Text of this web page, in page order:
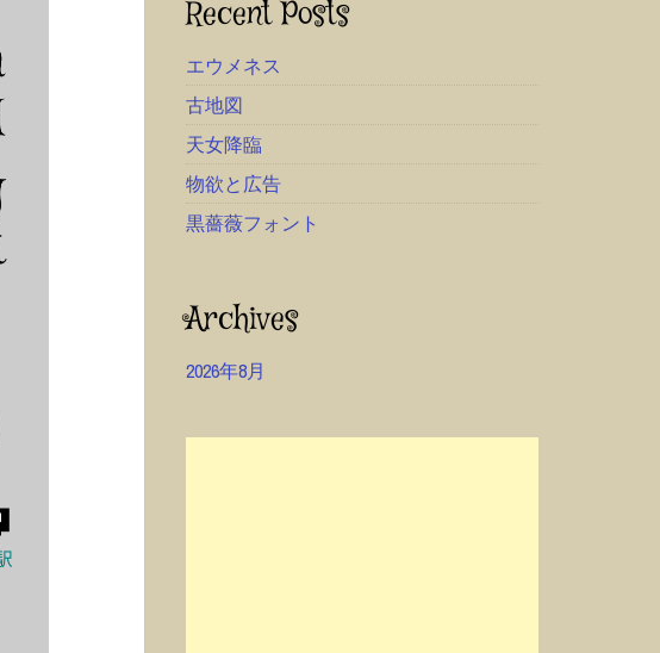
Recent Posts
エウメネス
古地図
天女降臨
物欲と広告
黒薔薇フォント
Archives
2026年8月